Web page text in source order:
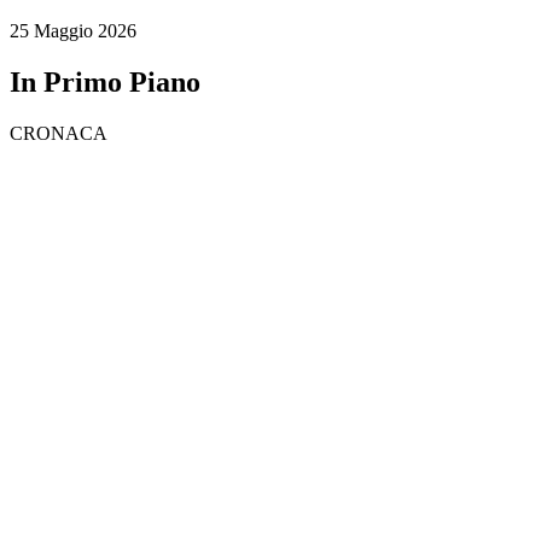
25 Maggio 2026
In Primo Piano
CRONACA